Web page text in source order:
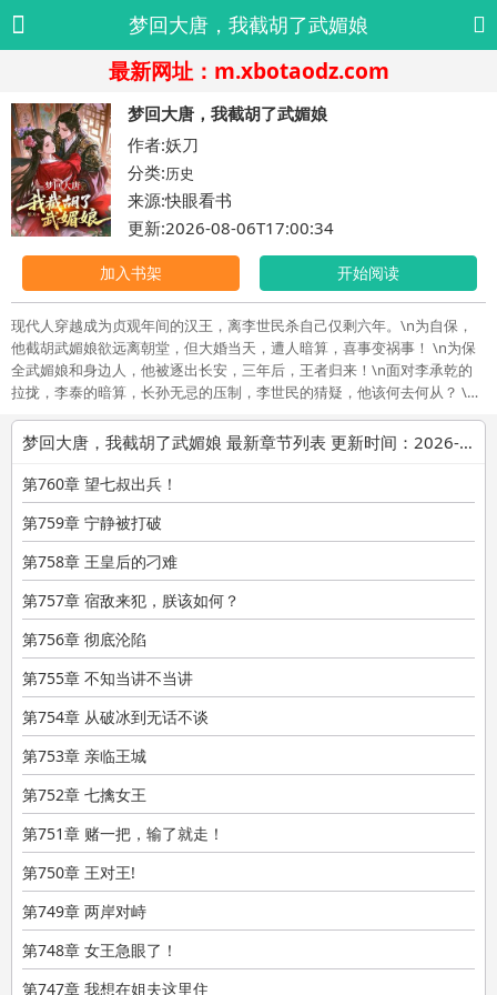
梦回大唐，我截胡了武媚娘
最新网址：m.xbotaodz.com
梦回大唐，我截胡了武媚娘
作者:妖刀
分类:历史
来源:快眼看书
更新:2026-08-06T17:00:34
加入书架 开始阅读
现代人穿越成为贞观年间的汉王，离李世民杀自己仅剩六年。\n为自保，
他截胡武媚娘欲远离朝堂，但大婚当天，遭人暗算，喜事变祸事！ \n为保
全武媚娘和身边人，他被逐出长安，三年后，王者归来！\n面对李承乾的
拉拢，李泰的暗算，长孙无忌的压制，李世民的猜疑，他该何去何从？ \n
的一捧白骨？ \n天才和妖孽辈出的贞观，才子与佳人共舞的长安，注定要
梦回大唐，我截胡了武媚娘 最新章节列表 更新时间：2026-08-06T17:00:34
第760章 望七叔出兵！
第759章 宁静被打破
第758章 王皇后的刁难
第757章 宿敌来犯，朕该如何？
第756章 彻底沦陷
第755章 不知当讲不当讲
第754章 从破冰到无话不谈
第753章 亲临王城
第752章 七擒女王
第751章 赌一把，输了就走！
第750章 王对王!
第749章 两岸对峙
第748章 女王急眼了！
第747章 我想在姐夫这里住